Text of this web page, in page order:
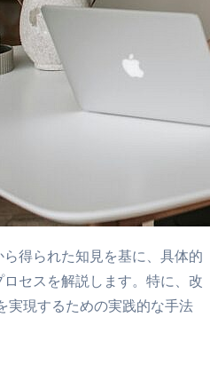
得られた知見を基に、具体的
セスを解説します。特に、改
実現するための実践的な手法